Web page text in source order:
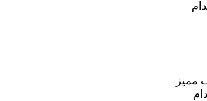
مميز